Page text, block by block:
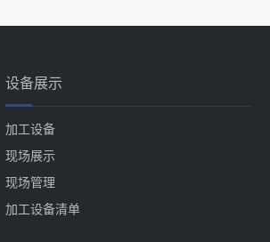
设备展示
加工设备
现场展示
现场管理
加工设备清单